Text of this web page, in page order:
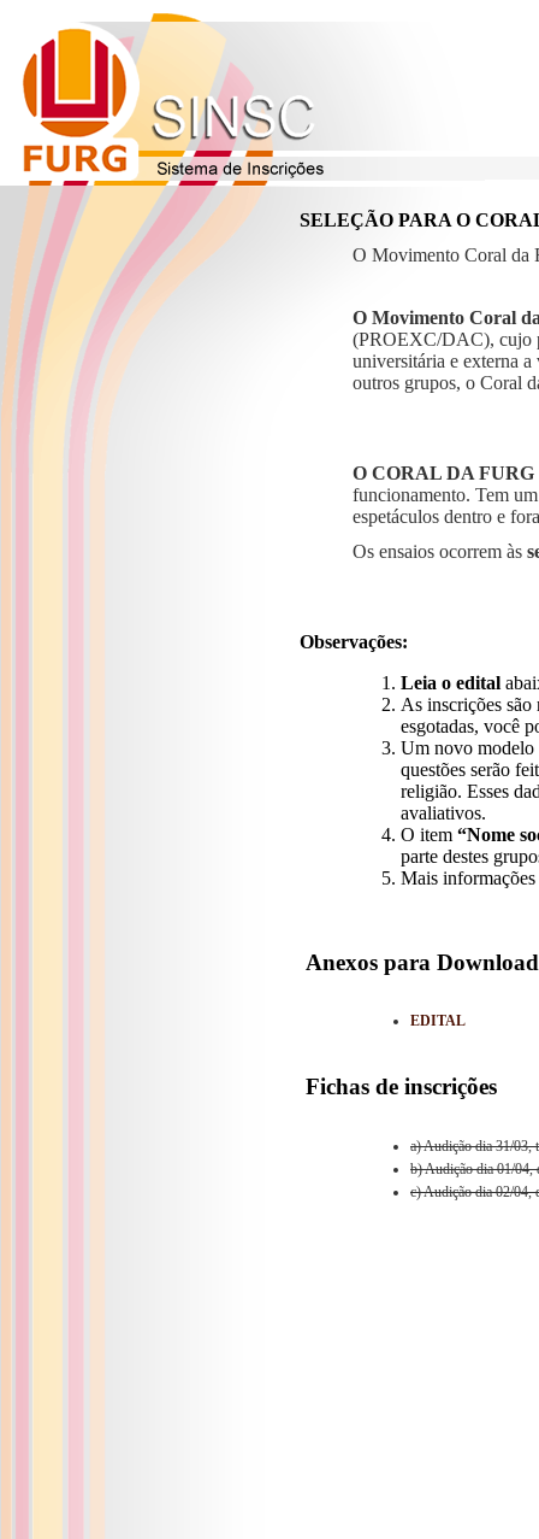
SELEÇÃO PARA O
O Movimento Coral da
O Movimento Coral
(PROEXC/DAC), cujo
universitária e externa
outros grupos, o Coral
O CORAL DA FURG
funcionamento. Tem
espetáculos dentro e
Os ensaios ocorrem às
Observações:
Leia o edital
As inscrições são
esgotadas, você
Um novo modelo
questões serão
religião. Esses
avaliativos.
O item “Nome
parte destes
Mais
Anexos para Download
EDITAL
Fichas de inscrições
a) Audição dia 31/03,
b) Audição dia 01/04,
c) Audição dia 02/04,